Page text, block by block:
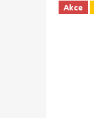
Akce